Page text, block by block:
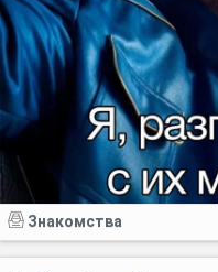
Знакомства